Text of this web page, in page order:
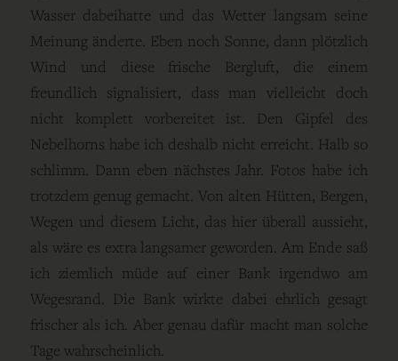
Wasser dabeihatte und das Wetter langsam seine
Meinung änderte. Eben noch Sonne, dann plötzlich
Wind und diese frische Bergluft, die einem
freundlich signalisiert, dass man vielleicht doch
nicht komplett vorbereitet ist. Den Gipfel des
Nebelhorns habe ich deshalb nicht erreicht. Halb so
schlimm. Dann eben nächstes Jahr. Fotos habe ich
trotzdem genug gemacht. Von alten Hütten, Bergen,
Wegen und diesem Licht, das hier überall aussieht,
als wäre es extra langsamer geworden. Am Ende saß
ich ziemlich müde auf einer Bank irgendwo am
Wegesrand. Die Bank wirkte dabei ehrlich gesagt
frischer als ich. Aber genau dafür macht man solche
Tage wahrscheinlich.